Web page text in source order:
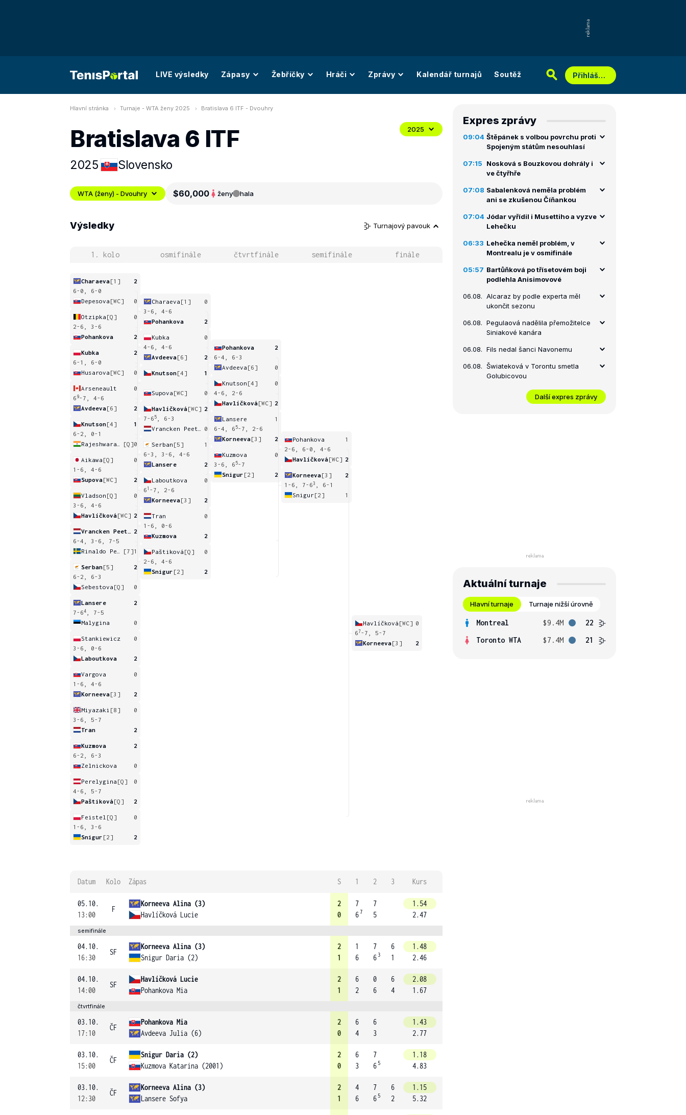
LIVE výsledky Zápasy Žebříčky Hráči Zprávy Kalendář turnajů Soutěž Přihlášení
Hlavní stránka Turnaje - WTA ženy 2025 Bratislava 6 ITF - Dvouhry
Bratislava 6 ITF
2025 Slovensko
2025
WTA (ženy) - Dvouhry $60,000 ženy hala
Výsledky Turnajový pavouk
1. kolo osmifinále čtvrtfinále semifinále finále
Charaeva[1]
2
6-0, 6-0
Depesova [WC] 0
Otzipka [Q]
0
2-6, 3-6
Pohankova
2
Kubka
2
6-1, 6-0
Husarova [WC] 0
Arseneault
0
6 9-7, 4-6
Avdeeva[6] 2
Knutson[4]
1
6-2, 0-1
[Q]0
Aikawa [Q]
0
1-6, 4-6
Supova[WC] 2
Vladson [Q]
0
3-6, 4-6
Havlíčková[WC] 2
2
6-4, 3-6, 7-5
[7]1
Serban[5]
2
6-2, 6-3
Sebestova [Q] 0
Lansere
2
7-64
, 7-5
Malygina
0
Stankiewicz
0
3-6, 0-6
Laboutkova
2
Vargova
0
1-6, 4-6
Korneeva[3] 2
Miyazaki [8]
0
3-6, 5-7
Tran
2
Kuzmova
2
6-2, 6-3
Zelnickova
0
Perelygina [Q]
0
4-6, 5-7
Paštiková[Q] 2
Feistel [Q]
0
1-6, 3-6
Snigur [2] 2
Charaeva [1]
0
3-6, 4-6
Pohankova
2
Kubka
0
4-6, 4-6
Avdeeva[6] 2
Knutson[4] 1
Supova [WC] 0
Havlíčková[WC] 2
7-6 5
, 6-3
0
Serban [5]
1
6-3, 3-6, 4-6
Lansere
2
Laboutkova
0
6 1 -7, 2-6
Korneeva[3] 2
Tran
0
1-6, 0-6
Kuzmova
2
Paštiková [Q]
0
2-6, 4-6
Snigur [2] 2
Pohankova
2
6-4, 6-3
Avdeeva [6] 0
Knutson [4]
0
4-6, 2-6
Havlíčková[WC] 2
Lansere
1
6-4, 6 5-7, 2-6
Korneeva[3] 2
Kuzmova
0
3-6, 6 5-7
Snigur [2] 2
Pohankova
1
2-6, 6-0, 4-6
Havlíčková[WC] 2
Korneeva[3]
2
1-6, 7-63
, 6-1
Snigur[2] 1
Havlíčková [WC] 0
67-7, 5-7
Korneeva[3] 2
Datum Kolo Zápas S 1 2 3 Kurs
05.10.
13:00
F
Korneeva Alina (3)
Havlíčková Lucie
2
0
7
67
7
5
1.54
2.47
semifinále
04.10.
16:30
SF
Korneeva Alina (3)
Snigur Daria (2)
2
1
1
6
7
6 3
6
1
1.48
2.46
04.10.
14:00
SF
Havlíčková Lucie
Pohankova Mia
2
1
6
2
0
6
6
4
2.08
1.67
čtvrtfinále
03.10.
17:10
ČF
Pohankova Mia
Avdeeva Julia (6)
2
0
6
4
6
3
1.43
2.77
03.10.
15:00
ČF
Snigur Daria (2)
Kuzmova Katarina (2001)
2
0
6
3
7
6 5
1.18
4.83
03.10.
12:30
ČF
Korneeva Alina (3)
Lansere Sofya
2
1
4
6
7
6 5
6
2
1.15
5.32
Expres zprávy
09:04 Štěpánek s volbou povrchu proti
Spojeným státům nesouhlasí
07:15
Nosková s Bouzkovou dohrály i
ve čtyřhře
07:08 Sabalenková neměla problém
ani se zkušenou Číňankou
07:04 Jódar vyřídil i Musettiho a vyzve
Lehečku
06:33 Lehečka neměl problém, v
Montrealu je v osmifinále
05:57 Bartůňková po třísetovém boji
podlehla Anisimovové
06.08. Alcaraz by podle experta měl
ukončit sezonu
06.08. Pegulaová nadělila přemožitelce
Siniakové kanára
06.08. Fils nedal šanci Navonemu
06.08. Šwiateková v Torontu smetla
Golubicovou
Další expres zprávy
Aktuální turnaje
Hlavní turnaje Turnaje nižší úrovně
Montreal $9.4M
22
Toronto WTA
$7.4M 21